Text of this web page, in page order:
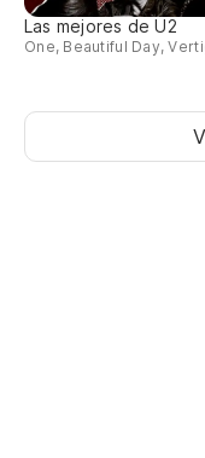
Las mejores de U2
One, Beautiful Day,